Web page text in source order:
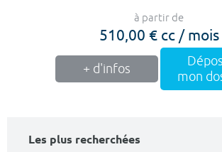
à partir de
510,00 € cc / mois
+ d'infos
mon
Les plus recherchées